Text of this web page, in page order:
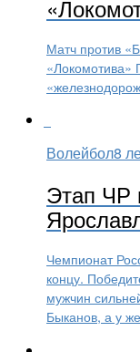
Матч против
«Локомотива»
Волейбол8
Этап ЧР
Чемпионат
концу.
мужчин
Быканов, а у